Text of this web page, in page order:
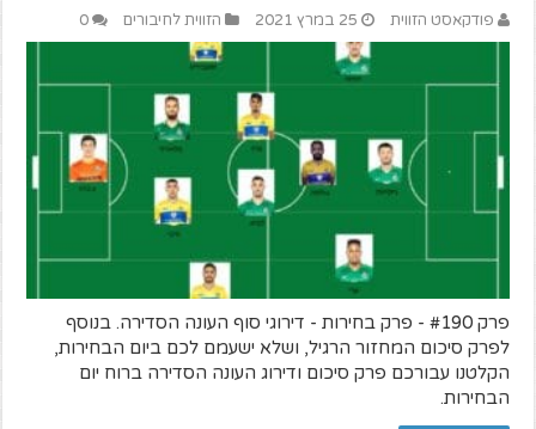
פודקאסט הזווית 25 במרץ 2021 הזווית לחיבורים 0
פרק #190 - פרק בחירות - דירוגי סוף העונה הסדירה. בנוסף
לפרק סיכום המחזור הרגיל, ושלא ישעמם לכם ביום הבחירות,
הקלטנו עבורכם פרק סיכום ודירוג העונה הסדירה ברוח יום
הבחירות.